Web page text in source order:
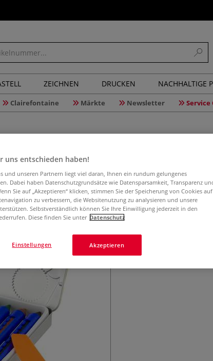
ZEICHNEN DRUCKEN NACHHALTIGE
Clairefontaine Märkte Newsletter Service
JOLLY
0
10 JOLLY Superwaxies
Farben. Bestens
Oberflächen. Die
uns entschieden haben!
und unseren Partnern liegt viel daran, Ihnen ein rundum gelungenes
Dabei haben Datenschutzgrundsätze wie Datensparsamkeit, Transparenz
Sie auf „Akzeptieren“ klicken, stimmen Sie der Speicherung von Cookies auf
zu verbessern, die Websitenutzung zu analysieren und unsere
Selbstverständlich können Sie Ihre Einwilligung jederzeit in den
Diese finden Sie unter Datenschutz
Akzeptieren
Einstellungen